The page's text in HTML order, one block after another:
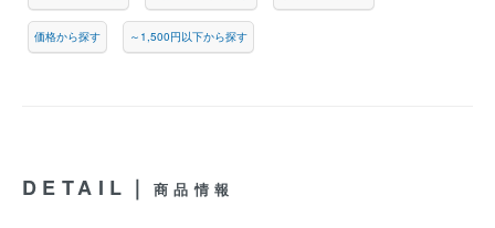
価格から探す ～1,500円以下から探す
DETAIL｜ 商品情報